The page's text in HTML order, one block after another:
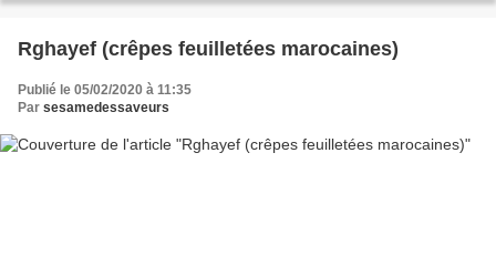
Rghayef (crêpes feuilletées marocaines)
Publié le 05/02/2020 à 11:35
Par sesamedessaveurs